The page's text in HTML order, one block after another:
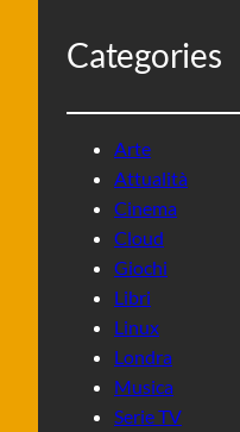
Categories
Arte
Attualità
Cinema
Cloud
Giochi
Libri
Linux
Londra
Musica
Serie TV